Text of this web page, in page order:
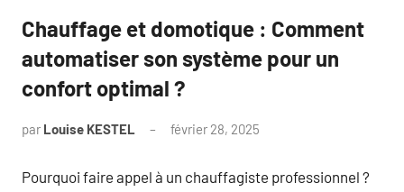
Chauffage et domotique : Comment
automatiser son système pour un
confort optimal ?
par Louise KESTEL février 28, 2025
Pourquoi faire appel à un chauffagiste professionnel ?